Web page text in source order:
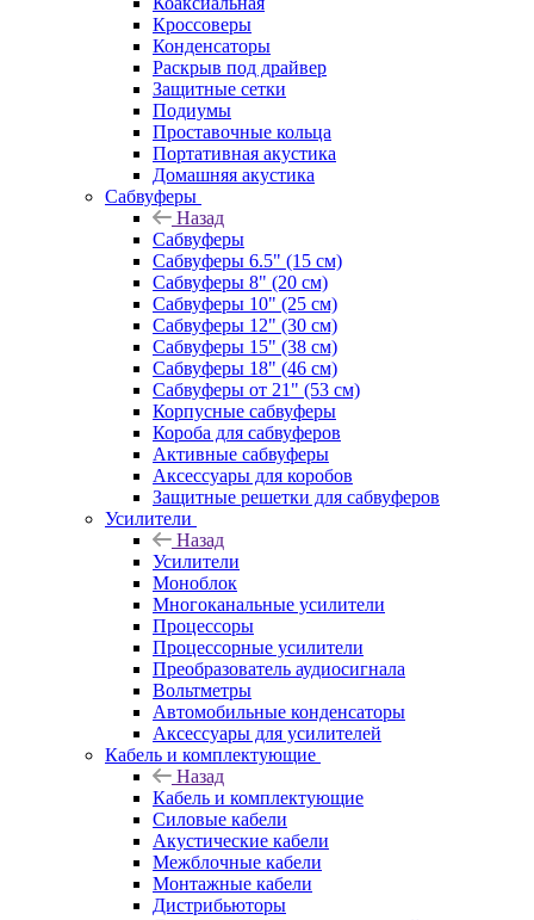
Кроссоверы
Конденсаторы
Раскрыв под драйвер
Защитные сетки
Подиумы
Проставочные кольца
Портативная акустика
Домашняя акустика
Сабвуферы
Назад
Сабвуферы
Сабвуферы 6.5" (15 см)
Сабвуферы 8" (20 см)
Сабвуферы 10" (25 см)
Сабвуферы 12" (30 см)
Сабвуферы 15" (38 см)
Сабвуферы 18" (46 см)
Сабвуферы от 21" (53 см)
Корпусные сабвуферы
Короба для сабвуферов
Активные сабвуферы
Аксессуары для коробов
Защитные решетки для сабвуферов
Усилители
Назад
Усилители
Моноблок
Многоканальные усилители
Процессоры
Процессорные усилители
Преобразователь аудиосигнала
Вольтметры
Автомобильные конденсаторы
Аксессуары для усилителей
Кабель и комплектующие
Назад
Кабель и комплектующие
Силовые кабели
Акустические кабели
Межблочные кабели
Монтажные кабели
Дистрибьюторы